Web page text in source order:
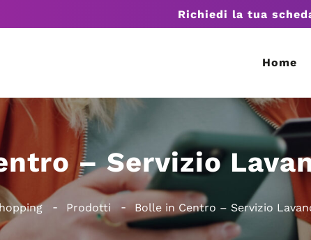
Richiedi la tua
Home
– Servizio
Prodotti Bolle in Centro – Servizio